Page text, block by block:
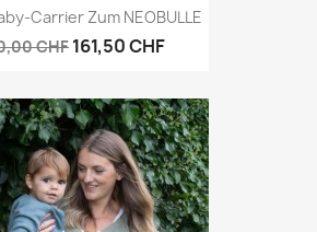
Carrier Zum NEOBULLE
CHF 161,50 CHF